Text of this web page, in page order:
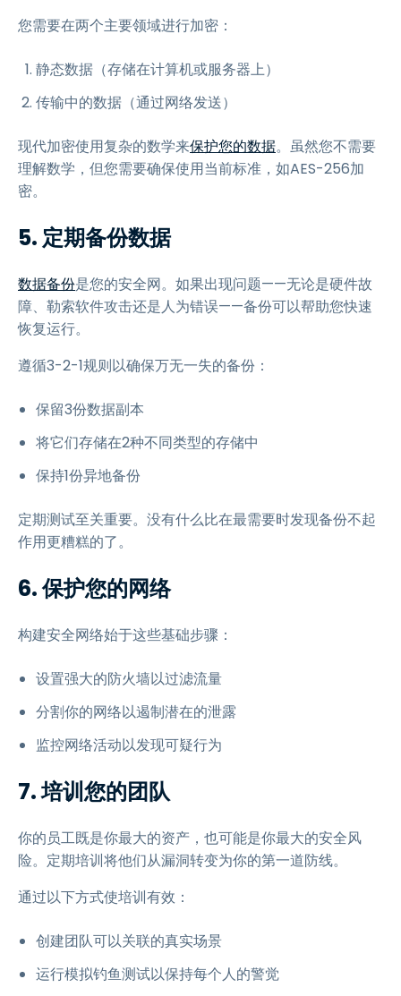
您需要在两个主要领域进行加密：
静态数据（存储在计算机或服务器上）
传输中的数据（通过网络发送）
现代加密使用复杂的数学来保护您的数据。虽然您不需要
理解数学，但您需要确保使用当前标准，如AES-256加
密。
5. 定期备份数据
数据备份是您的安全网。如果出现问题——无论是硬件故
障、勒索软件攻击还是人为错误——备份可以帮助您快速
恢复运行。
遵循3-2-1规则以确保万无一失的备份：
保留3份数据副本
将它们存储在2种不同类型的存储中
保持1份异地备份
定期测试至关重要。没有什么比在最需要时发现备份不起
作用更糟糕的了。
6. 保护您的网络
构建安全网络始于这些基础步骤：
设置强大的防火墙以过滤流量
分割你的网络以遏制潜在的泄露
监控网络活动以发现可疑行为
7. 培训您的团队
你的员工既是你最大的资产，也可能是你最大的安全风
险。定期培训将他们从漏洞转变为你的第一道防线。
通过以下方式使培训有效：
创建团队可以关联的真实场景
运行模拟钓鱼测试以保持每个人的警觉